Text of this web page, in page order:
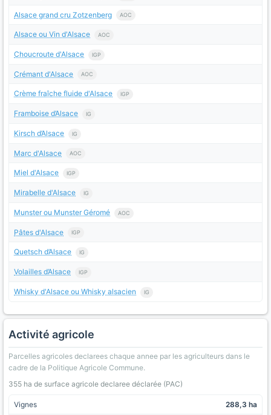
Alsace grand cru Zotzenberg AOC
Alsace ou Vin d'Alsace AOC
Choucroute d'Alsace IGP
Crémant d'Alsace AOC
Crème fraîche fluide d'Alsace IGP
Framboise d’Alsace IG
Kirsch d’Alsace IG
Marc d'Alsace AOC
Miel d'Alsace IGP
Mirabelle d'Alsace IG
Munster ou Munster Géromé AOC
Pâtes d'Alsace IGP
Quetsch d’Alsace IG
Volailles d’Alsace IGP
Whisky d'Alsace ou Whisky alsacien IG
Activité agricole
Parcelles agricoles declarees chaque annee par les agriculteurs dans le
cadre de la Politique Agricole Commune.
355 ha de surface agricole declaree déclarée (PAC)
Vignes 288,3 ha